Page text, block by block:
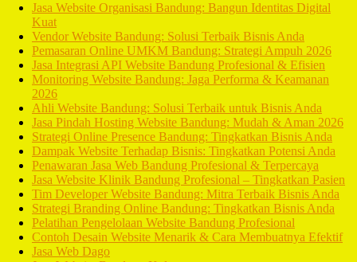
Jasa Website Organisasi Bandung: Bangun Identitas Digital
Kuat
Vendor Website Bandung: Solusi Terbaik Bisnis Anda
Pemasaran Online UMKM Bandung: Strategi Ampuh 2026
Jasa Integrasi API Website Bandung Profesional & Efisien
Monitoring Website Bandung: Jaga Performa & Keamanan
2026
Ahli Website Bandung: Solusi Terbaik untuk Bisnis Anda
Jasa Pindah Hosting Website Bandung: Mudah & Aman 2026
Strategi Online Presence Bandung: Tingkatkan Bisnis Anda
Dampak Website Terhadap Bisnis: Tingkatkan Potensi Anda
Penawaran Jasa Web Bandung Profesional & Terpercaya
Jasa Website Klinik Bandung Profesional – Tingkatkan Pasien
Tim Developer Website Bandung: Mitra Terbaik Bisnis Anda
Strategi Branding Online Bandung: Tingkatkan Bisnis Anda
Pelatihan Pengelolaan Website Bandung Profesional
Contoh Desain Website Menarik & Cara Membuatnya Efektif
Jasa Web Dago